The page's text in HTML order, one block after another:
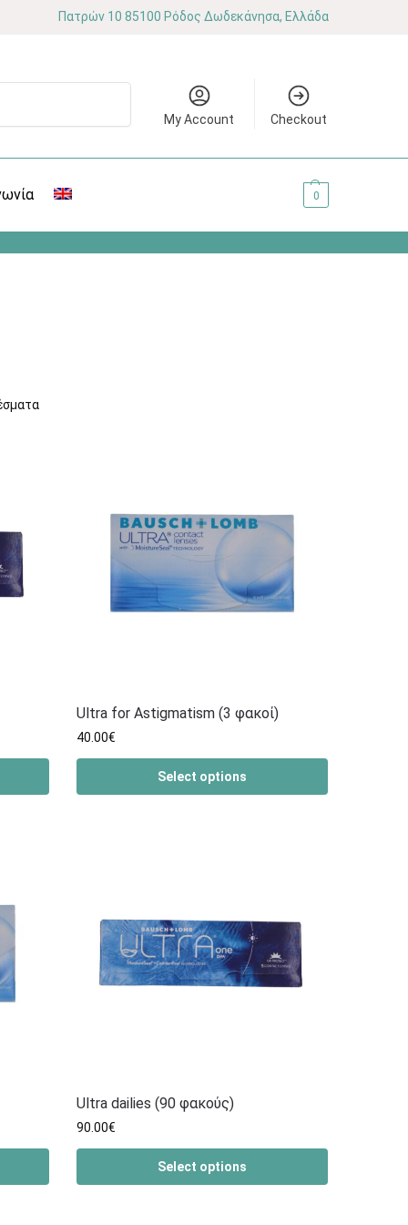
Πατρών 10 85100 Ρόδος Δωδεκάνησα, Ελλάδα
My Account Checkout
0
Ultra for Astigmatism (3 φακοί)
40.00€
Select options
Ultra dailies (90 φακούς)
90.00€
Select options